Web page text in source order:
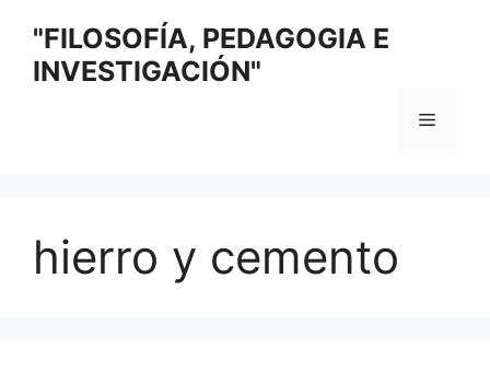
contenido
"FILOSOFÍA, PEDAGOGIA E
INVESTIGACIÓN"
Menú
hierro y cemento